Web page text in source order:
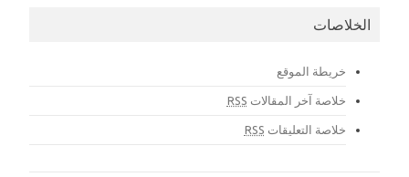
الخلاصات
خريطة الموقع
خلاصة آخر المقالات RSS
خلاصة التعليقات RSS